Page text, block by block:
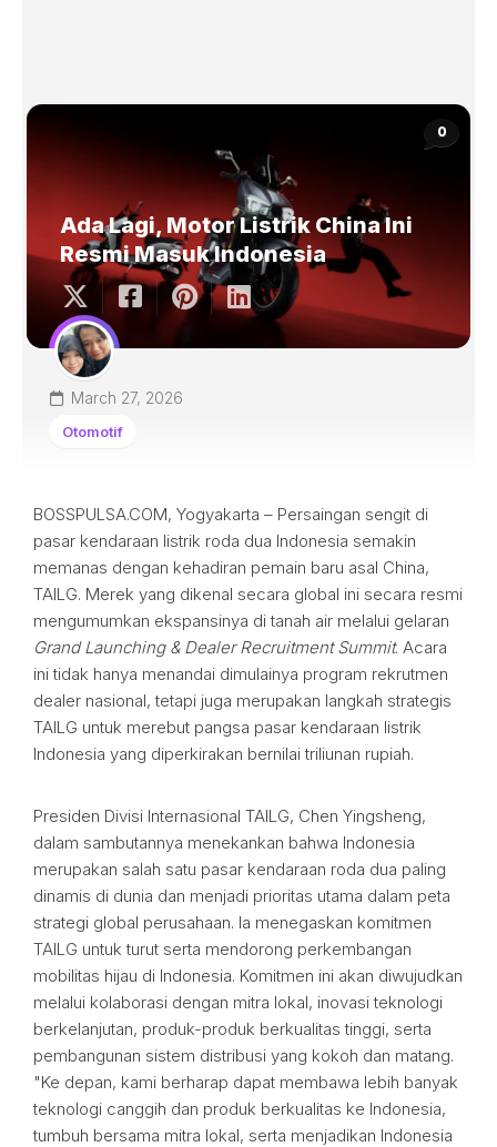
0
Ada Lagi, Motor Listrik China Ini
Resmi Masuk Indonesia
March 27, 2026
Otomotif
BOSSPULSA.COM, Yogyakarta – Persaingan sengit di
pasar kendaraan listrik roda dua Indonesia semakin
memanas dengan kehadiran pemain baru asal China,
TAILG. Merek yang dikenal secara global ini secara resmi
mengumumkan ekspansinya di tanah air melalui gelaran
Grand Launching & Dealer Recruitment Summit. Acara
ini tidak hanya menandai dimulainya program rekrutmen
dealer nasional, tetapi juga merupakan langkah strategis
TAILG untuk merebut pangsa pasar kendaraan listrik
Indonesia yang diperkirakan bernilai triliunan rupiah.
Presiden Divisi Internasional TAILG, Chen Yingsheng,
dalam sambutannya menekankan bahwa Indonesia
merupakan salah satu pasar kendaraan roda dua paling
dinamis di dunia dan menjadi prioritas utama dalam peta
strategi global perusahaan. Ia menegaskan komitmen
TAILG untuk turut serta mendorong perkembangan
mobilitas hijau di Indonesia. Komitmen ini akan diwujudkan
melalui kolaborasi dengan mitra lokal, inovasi teknologi
berkelanjutan, produk-produk berkualitas tinggi, serta
pembangunan sistem distribusi yang kokoh dan matang.
"Ke depan, kami berharap dapat membawa lebih banyak
teknologi canggih dan produk berkualitas ke Indonesia,
tumbuh bersama mitra lokal, serta menjadikan Indonesia